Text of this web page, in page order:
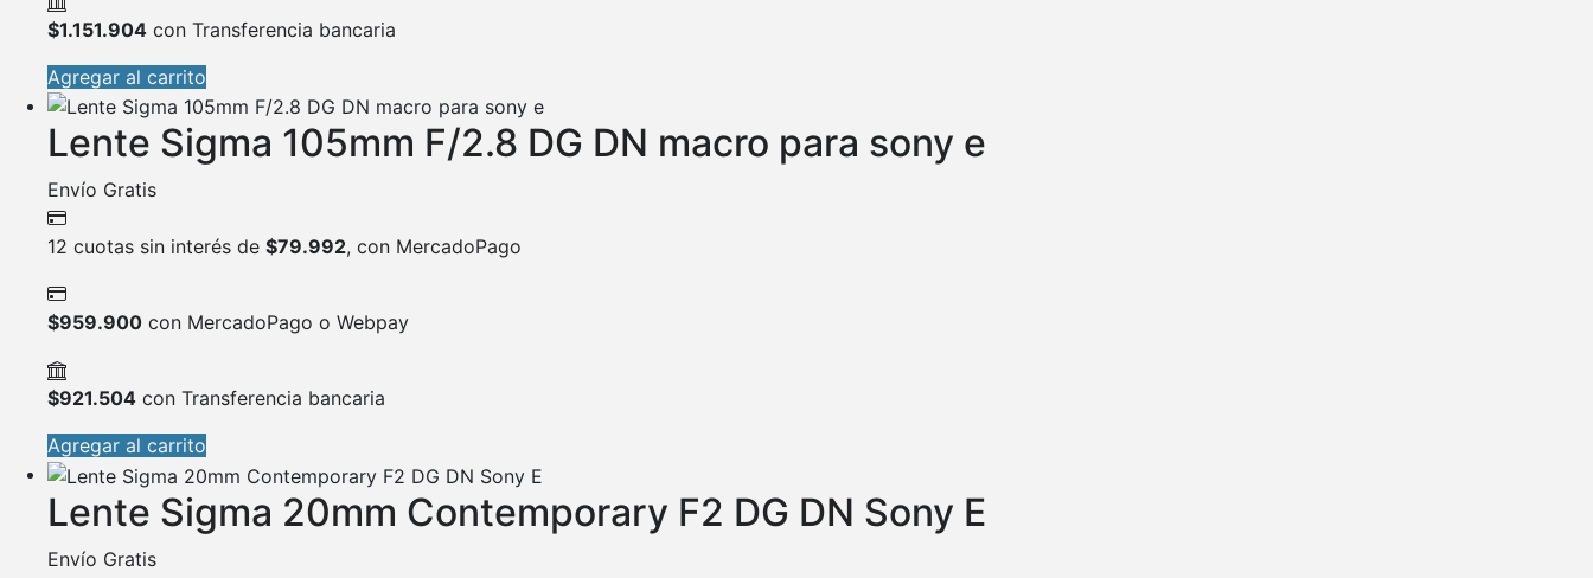
$1.151.904 con Transferencia bancaria
Agregar al carrito
Lente Sigma 105mm F/2.8 DG DN macro para sony e
Envío Gratis
12 cuotas sin interés de $79.992, con MercadoPago
$959.900 con MercadoPago o Webpay
$921.504 con Transferencia bancaria
Agregar al carrito
Lente Sigma 20mm Contemporary F2 DG DN Sony E
Envío Gratis